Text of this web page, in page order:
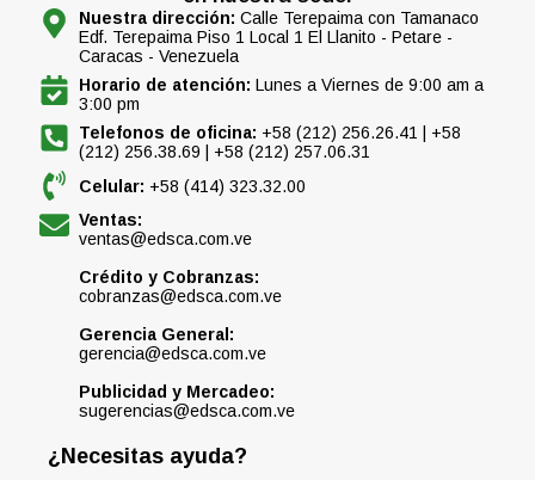
Nuestra dirección: Calle Terepaima con Tamanaco
Edf. Terepaima Piso 1 Local 1 El Llanito - Petare -
Caracas - Venezuela
Horario de atención: Lunes a Viernes de 9:00 am a
3:00 pm
Telefonos de oficina: +58 (212) 256.26.41 | +58
(212) 256.38.69 | +58 (212) 257.06.31
Celular: +58 (414) 323.32.00
Ventas:
ventas@edsca.com.ve
Crédito y Cobranzas:
cobranzas@edsca.com.ve
Gerencia General:
gerencia@edsca.com.ve
Publicidad y Mercadeo:
sugerencias@edsca.com.ve
¿Necesitas ayuda?